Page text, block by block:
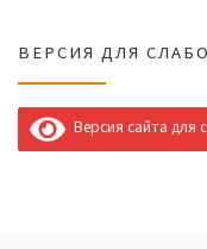
ВЕРСИЯ ДЛЯ
Версия сайта для